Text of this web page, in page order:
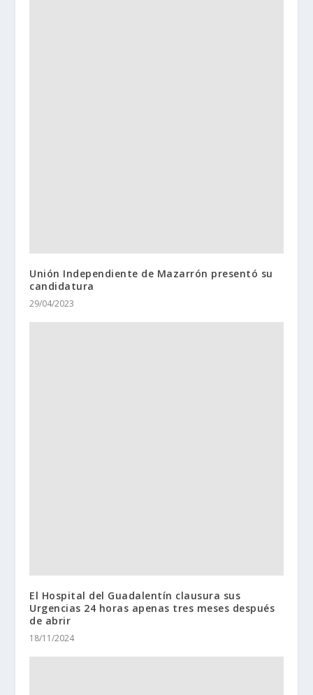
Unión Independiente de Mazarrón presentó su
candidatura
29/04/2023
El Hospital del Guadalentín clausura sus
Urgencias 24 horas apenas tres meses después
de abrir
18/11/2024